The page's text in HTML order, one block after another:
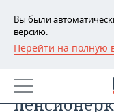
Вы были
версию.
Перейти на полную
РЕГИОНЫ
БАШКОРТОСТАН
НОВОСТИ
Видео